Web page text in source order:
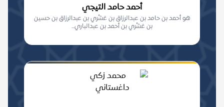
أحمد حامد التيجي
هو أحمد بن حامد بن عبدالرزاق بن عَشْري بن عبدالرزاق بن حسين
بن عَشْري بن أحمد بن عبدالباري...